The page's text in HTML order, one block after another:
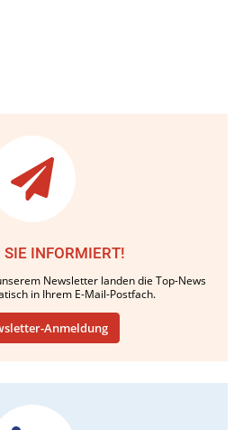
SIE INFORMIERT!
Newsletter landen die Top-News
in Ihrem E-Mail-Postfach.
Anmeldung